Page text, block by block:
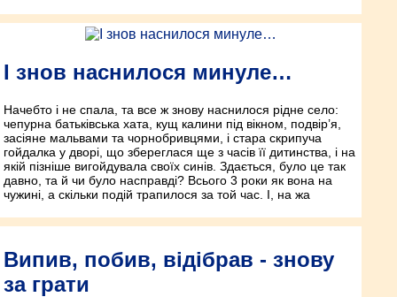
І знов наснилося минуле…
Начебто і не спала, та все ж знову наснилося рідне село:
чепурна батьківська хата, кущ калини під вікном, подвір’я,
засіяне мальвами та чорнобривцями, і стара скрипуча
гойдалка у дворі, що збереглася ще з часів її дитинства, і на
якій пізніше вигойдувала своїх синів. Здається, було це так
давно, та й чи було насправді? Всього 3 роки як вона на
чужині, а скільки подій трапилося за той час. І, на жа
Випив, побив, відібрав - знову
за грати